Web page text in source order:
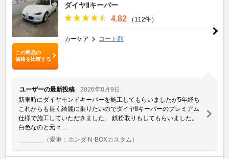
この商品の
価格を比較する
ダイヤⅡキーパー
4.82 （112件）
カーケア コート剤
ユーザーの最新投稿
2026年8月9日
新車時にダイヤモンドキーパーを施工してもらいましたが5年経ち
これからも長く綺麗に乗りたいのでダイヤⅡキーパーのプレミアム
仕様で施工していただきました。 鉄粉取りもしてもらいました。
白色なのと元々 ...
（愛車：ホンダ N-BOXカスタム）